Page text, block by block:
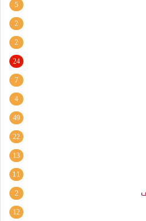
5
2
2
24
7
4
49
22
13
11
2
12